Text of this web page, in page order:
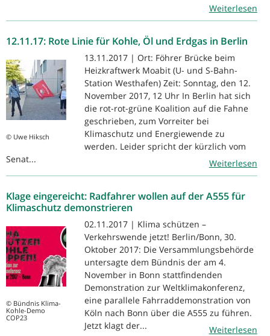
Weiterlesen
12.11.17: Rote Linie für Kohle, Öl und Erdgas in Berlin
© Uwe Hiksch
13.11.2017 | Ort: Föhrer Brücke beim
Heizkraftwerk Moabit (U- und S-Bahn-
Station Westhafen) Zeit: Sonntag, den 12.
November 2017, 12 Uhr In Berlin hat sich
die rot-rot-grüne Koalition auf die Fahne
geschrieben, zum Vorreiter bei
Klimaschutz und Energiewende zu
werden. Leider spricht der kürzlich vom
Senat...
Weiterlesen
Klage eingereicht: Radfahrer wollen auf der A555 für
Klimaschutz demonstrieren
© Bündnis Klima-
Kohle-Demo
COP23
02.11.2017 | Klima schützen –
Verkehrswende jetzt! Berlin/Bonn, 30.
Oktober 2017: Die Versammlungsbehörde
untersagte dem Bündnis der am 4.
November in Bonn stattfindenden
Demonstration zur Weltklimakonferenz,
eine parallele Fahrraddemonstration von
Köln nach Bonn über die A555 zu führen.
Jetzt klagt der...
Weiterlesen